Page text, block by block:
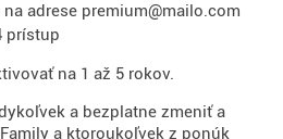
adrese premium@mailo.com
prístup
na 1 až 5 rokov.
a bezplatne zmeniť a
a ktoroukoľvek z ponúk